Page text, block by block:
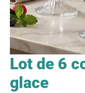
Lot de 6
glace